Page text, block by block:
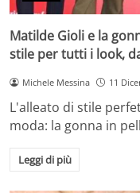
Matilde Gioli e la
stile per tutti i look,
Michele Messina 11
L'alleato di stile
moda: la gonna in
Leggi di più